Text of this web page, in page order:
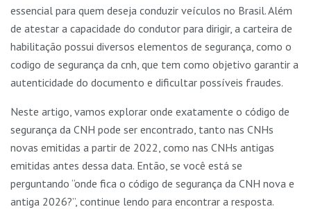
essencial para quem deseja conduzir veículos no Brasil. Além
de atestar a capacidade do condutor para dirigir, a carteira de
habilitação possui diversos elementos de segurança, como o
codigo de segurança da cnh, que tem como objetivo garantir a
autenticidade do documento e dificultar possíveis fraudes.
Neste artigo, vamos explorar onde exatamente o código de
segurança da CNH pode ser encontrado, tanto nas CNHs
novas emitidas a partir de 2022, como nas CNHs antigas
emitidas antes dessa data. Então, se você está se
perguntando “onde fica o código de segurança da CNH nova e
antiga 2026?”, continue lendo para encontrar a resposta.